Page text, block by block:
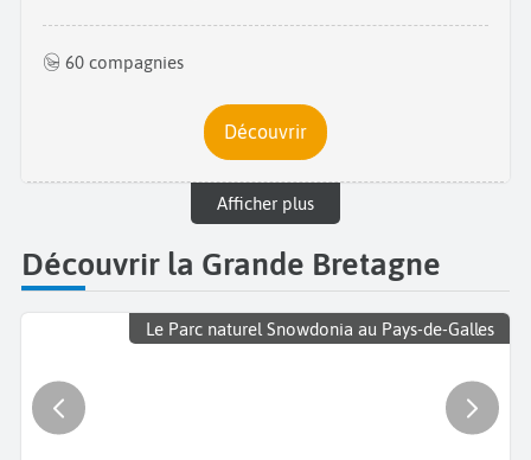
60 compagnies
Découvrir
Afficher plus
Découvrir la Grande Bretagne
Le Parc naturel Snowdonia au Pays-de-Galles